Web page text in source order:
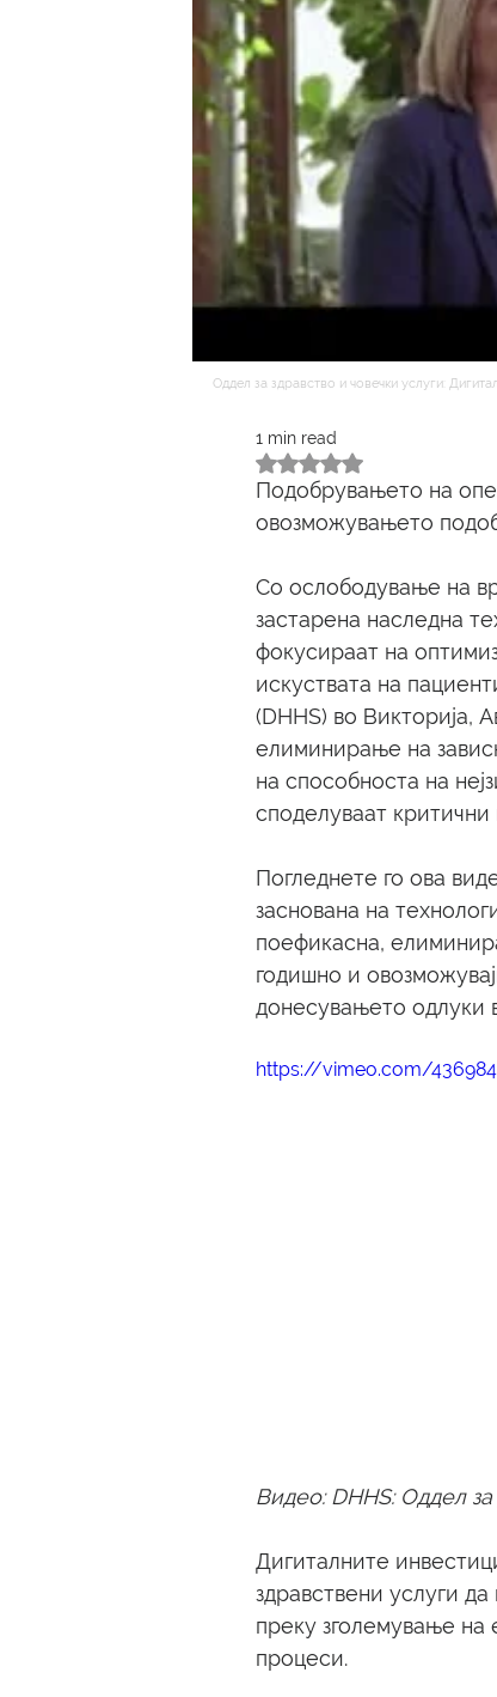
Оддел за здравство и човечки услуги:
1 min read
Rated NaN out of 5 stars.
Подобрувањето на
овозможувањето
Со ослободување на
застарена наследна
фокусираат на
искуствата на
(DHHS) во Викторија,
елиминирање на
на способноста на
споделуваат
Погледнете го ова
заснована на
поефикасна,
годишно и
донесувањето одлуки
https://vimeo.com/
Видео: DHHS: Оддел
Дигиталните
здравствени услуги
преку зголемување
процеси.